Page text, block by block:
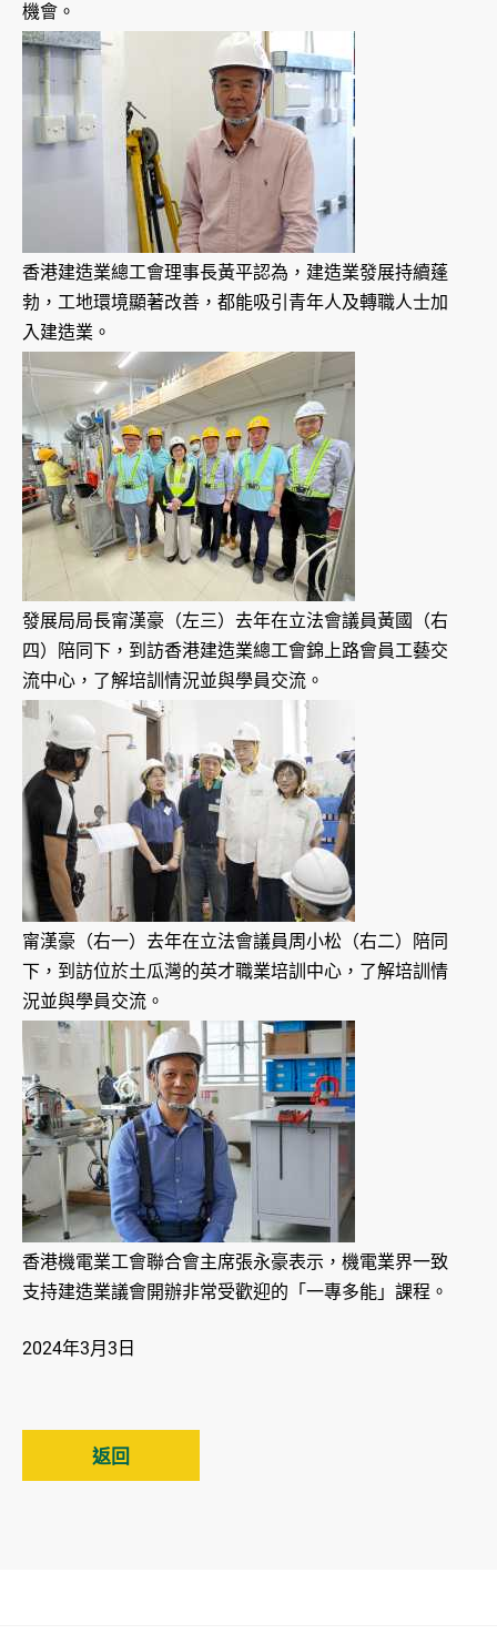
機會。
香港建造業總工會理事長黃平認為，建造業發展持續蓬
勃，工地環境顯著改善，都能吸引青年人及轉職人士加
入建造業。
發展局局長甯漢豪（左三）去年在立法會議員黃國（右
四）陪同下，到訪香港建造業總工會錦上路會員工藝交
流中心，了解培訓情況並與學員交流。
甯漢豪（右一）去年在立法會議員周小松（右二）陪同
下，到訪位於土瓜灣的英才職業培訓中心，了解培訓情
況並與學員交流。
香港機電業工會聯合會主席張永豪表示，機電業界一致
支持建造業議會開辦非常受歡迎的「一專多能」課程。
2024年3月3日
返回